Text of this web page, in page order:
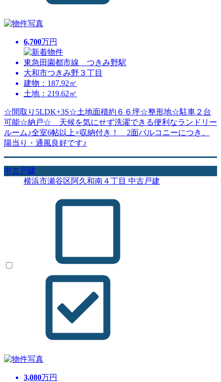
6,700万円
東急田園都市線 つきみ野駅
大和市つきみ野３丁目
建物：187.92㎡
土地：219.62㎡
☆間取り5LDK+3S☆土地面積約６６坪☆整形地☆駐車２台
可能☆納戸☆ 天候を気にせず洗濯できる便利なランドリー
ルーム♪全室6帖以上×収納付き！ 2面バルコニーにつき、
陽当り・通風良好です♪
中古戸建
横浜市瀬谷区阿久和南４丁目 中古戸建
3,080万円